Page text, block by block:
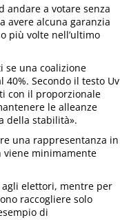
andare a votare senza
avere alcuna garanzia
più volte nell’ultimo
se una coalizione
Secondo il testo Uv
con il proporzionale
le alleanze
della stabilità».
una rappresentanza in
viene minimamente
agli elettori, mentre per
raccogliere solo
di